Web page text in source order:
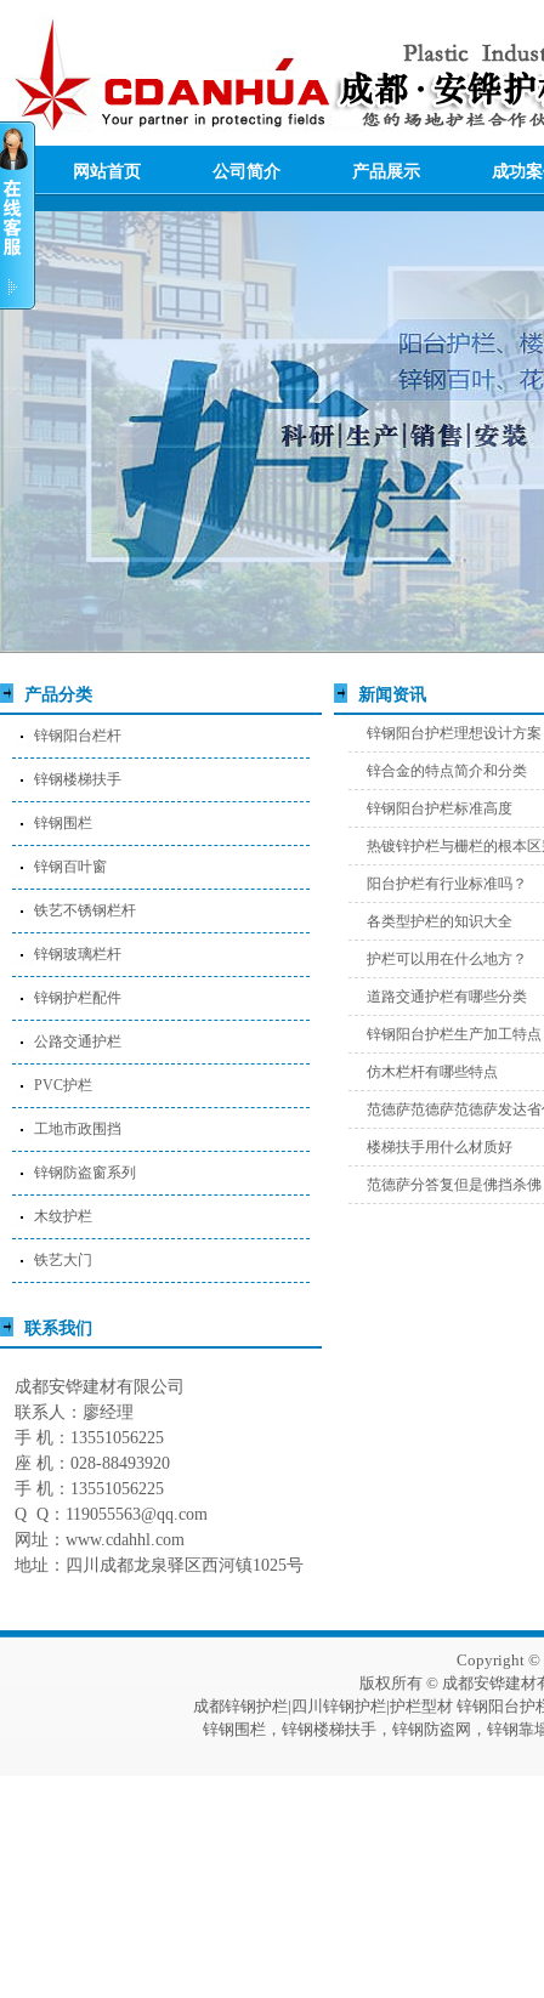
网站首页 公司简介 产品展示 成功
产品分类
锌钢阳台栏杆
锌钢楼梯扶手
锌钢围栏
锌钢百叶窗
铁艺不锈钢栏杆
锌钢玻璃栏杆
锌钢护栏配件
公路交通护栏
PVC护栏
工地市政围挡
锌钢防盗窗系列
木纹护栏
铁艺大门
联系我们
成都安铧建材有限公司
联系人：廖经理
手 机：13551056225
座 机：028-88493920
手 机：13551056225
Q Q：119055563@qq.com
网址：www.cdahhl.com
地址：四川成都龙泉驿区西河镇1025号
新闻资讯
锌钢阳台护栏理想设计方案
锌合金的特点简介和分类
锌钢阳台护栏标准高度
热镀锌护栏与栅栏的根本
阳台护栏有行业标准吗？
各类型护栏的知识大全
护栏可以用在什么地方？
道路交通护栏有哪些分类
锌钢阳台护栏生产加工特点
仿木栏杆有哪些特点
范德萨范德萨范德萨发达
楼梯扶手用什么材质好
范德萨分答复但是佛挡杀佛
Copyright ©
版权所有 © 成都安铧建材
成都锌钢护栏|四川锌钢护栏|护栏型材 锌钢阳台
锌钢围栏，锌钢楼梯扶手，锌钢防盗网，锌钢